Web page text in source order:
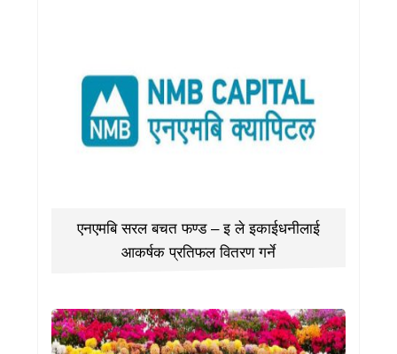
एनएमबि सरल बचत फण्ड – इ ले इकाईधनीलाई
आकर्षक प्रतिफल वितरण गर्ने